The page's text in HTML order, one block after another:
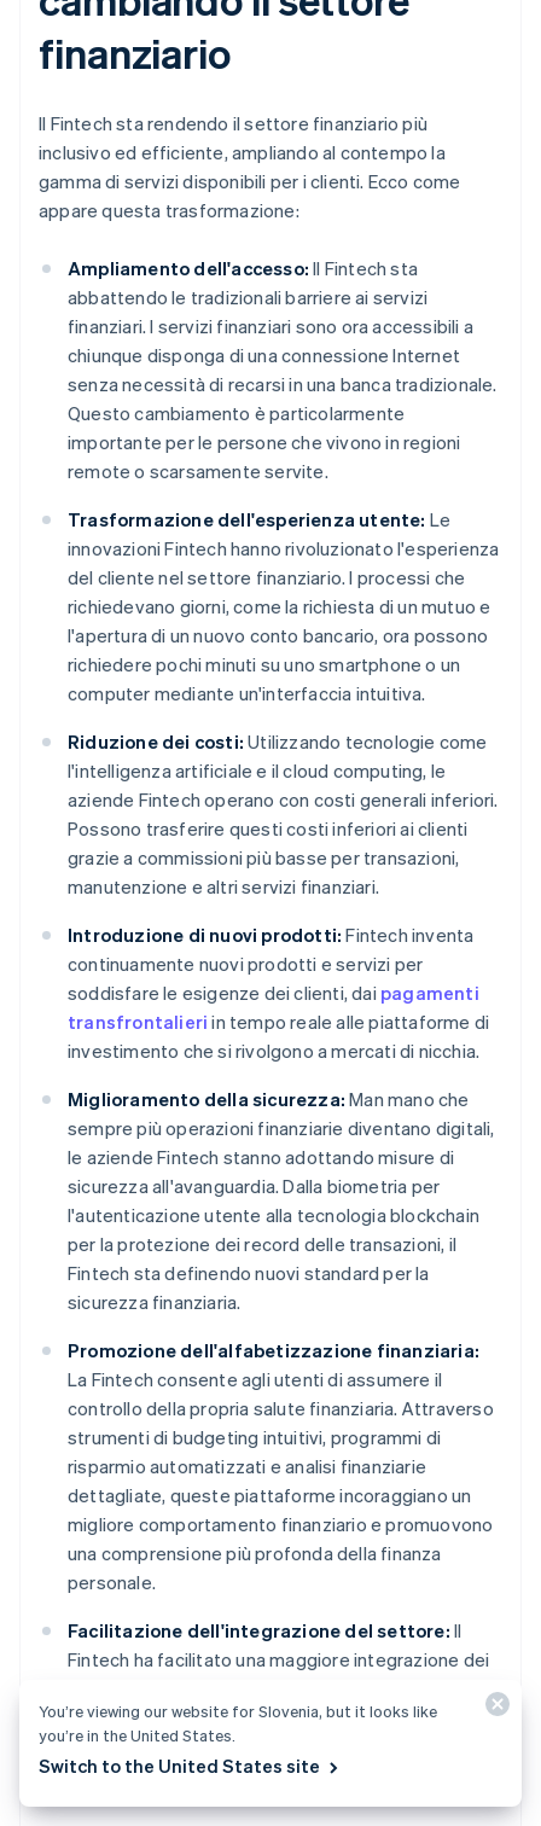
finanziario
Il Fintech sta rendendo il settore finanziario più
inclusivo ed efficiente, ampliando al contempo la
gamma di servizi disponibili per i clienti. Ecco come
appare questa trasformazione:
Ampliamento dell'accesso: Il Fintech sta
abbattendo le tradizionali barriere ai servizi
finanziari. I servizi finanziari sono ora accessibili a
chiunque disponga di una connessione Internet
senza necessità di recarsi in una banca tradizionale.
Questo cambiamento è particolarmente
importante per le persone che vivono in regioni
remote o scarsamente servite.
Trasformazione dell'esperienza utente: Le
innovazioni Fintech hanno rivoluzionato l'esperienza
del cliente nel settore finanziario. I processi che
richiedevano giorni, come la richiesta di un mutuo e
l'apertura di un nuovo conto bancario, ora possono
richiedere pochi minuti su uno smartphone o un
computer mediante un'interfaccia intuitiva.
Riduzione dei costi: Utilizzando tecnologie come
l'intelligenza artificiale e il cloud computing, le
aziende Fintech operano con costi generali inferiori.
Possono trasferire questi costi inferiori ai clienti
grazie a commissioni più basse per transazioni,
manutenzione e altri servizi finanziari.
Introduzione di nuovi prodotti: Fintech inventa
continuamente nuovi prodotti e servizi per
soddisfare le esigenze dei clienti, dai pagamenti
transfrontalieri in tempo reale alle piattaforme di
investimento che si rivolgono a mercati di nicchia.
Miglioramento della sicurezza: Man mano che
sempre più operazioni finanziarie diventano digitali,
le aziende Fintech stanno adottando misure di
sicurezza all'avanguardia. Dalla biometria per
l'autenticazione utente alla tecnologia blockchain
per la protezione dei record delle transazioni, il
Fintech sta definendo nuovi standard per la
sicurezza finanziaria.
Promozione dell'alfabetizzazione finanziaria:
La Fintech consente agli utenti di assumere il
controllo della propria salute finanziaria. Attraverso
strumenti di budgeting intuitivi, programmi di
risparmio automatizzati e analisi finanziarie
dettagliate, queste piattaforme incoraggiano un
migliore comportamento finanziario e promuovono
una comprensione più profonda della finanza
personale.
Facilitazione dell'integrazione del settore: Il
Fintech ha facilitato una maggiore integrazione dei
dettaglio, la sanità e il settore immobiliare. Questa
convergenza consente transazioni più fluide e
un'erogazione dei servizi più personalizzata.
You’re viewing our website for Slovenia, but it looks like
you’re in the United States.
Switch to the United States site